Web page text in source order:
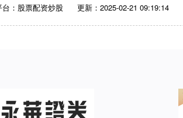
台：股票配资炒股 更新：2025-02-21 09:19:14